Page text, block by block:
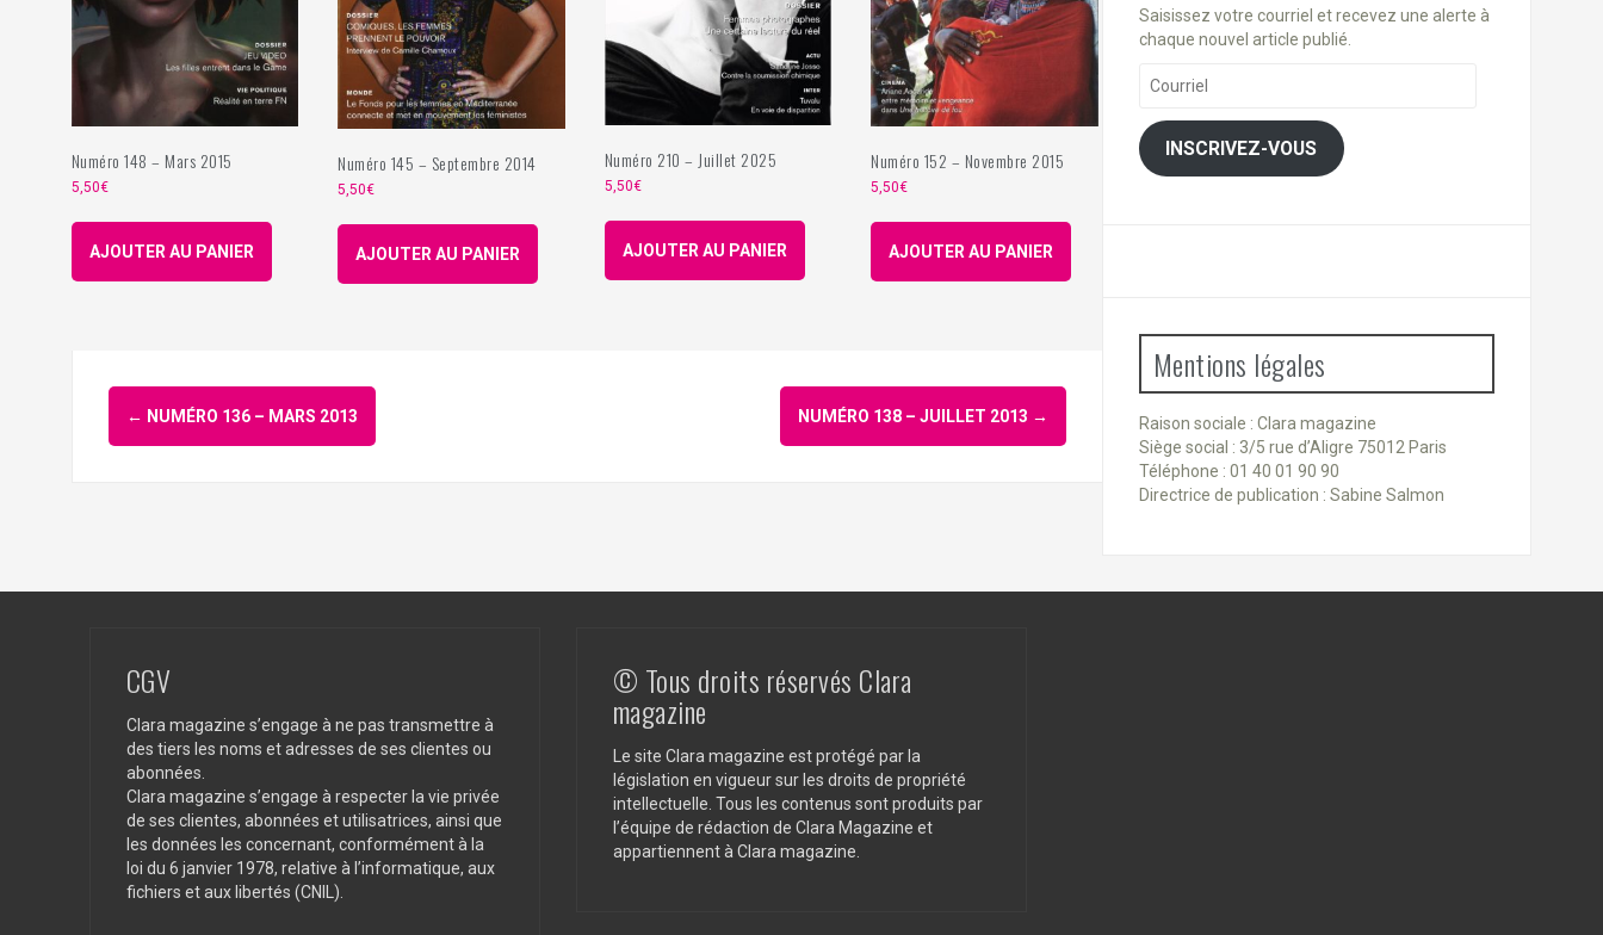
Numéro 148 – Mars 2015
5,50€
AJOUTER AU PANIER
Numéro 145 – Septembre 2014
5,50€
AJOUTER AU PANIER
Numéro 210 – Juillet 2025
5,50€
AJOUTER AU PANIER
Numéro 152 – Novembre 2015
5,50€
AJOUTER AU PANIER
Navigation
d'article
← NUMÉRO 136 – MARS 2013 NUMÉRO 138 – JUILLET 2013 →
Saisissez votre courriel et recevez une alerte à
chaque nouvel article publié.
Courriel
INSCRIVEZ-VOUS
Mentions légales
Raison sociale : Clara magazine
Siège social : 3/5 rue d’Aligre 75012 Paris
Téléphone : 01 40 01 90 90
Directrice de publication : Sabine Salmon
CGV
Clara magazine s’engage à ne pas transmettre à
des tiers les noms et adresses de ses clientes ou
abonnées.
Clara magazine s’engage à respecter la vie privée
de ses clientes, abonnées et utilisatrices, ainsi que
les données les concernant, conformément à la
loi du 6 janvier 1978, relative à l’informatique, aux
fichiers et aux libertés (CNIL).
© Tous droits réservés Clara
magazine
Le site Clara magazine est protégé par la
législation en vigueur sur les droits de propriété
intellectuelle. Tous les contenus sont produits par
l’équipe de rédaction de Clara Magazine et
appartiennent à Clara magazine.